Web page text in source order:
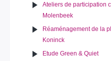
Ateliers de participation
Molenbeek
Réaménagement de la
Koninck
Etude Green & Quiet